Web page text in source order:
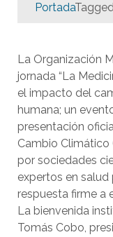
Portada
La Organización
jornada “La
el impacto del
humana; un
presentación
Cambio Climático
por sociedades
expertos en salud
respuesta firme a
La bienvenida
Tomás Cobo,